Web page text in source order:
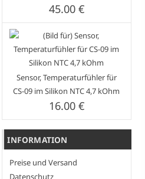
45.00 €
Sensor, Temperaturfühler für
CS-09 im Silikon NTC 4,7 kOhm
16.00 €
INFORMATION
Preise und Versand
Datenschutz